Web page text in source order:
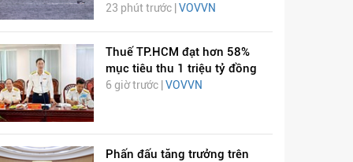
23 phút trước |VOVVN
Thuế TP.HCM đạt hơn 58%
mục tiêu thu 1 triệu tỷ đồng
6 giờ trước | VOVVN
Phấn đấu tăng trưởng trên